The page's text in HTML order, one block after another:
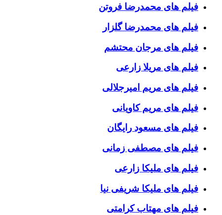
فیلم های محمدرضا فروتن
فیلم های محمدرضا گلزار
فیلم های مرجان محتشم
فیلم های مریلا زارعی
فیلم های مریم امیرجلالی
فیلم های مریم کاویانی
فیلم های مسعود رایگان
فیلم های مصطفی زمانی
فیلم های ملیکا زارعی
فیلم های ملیکا شریفی نیا
فیلم های مهتاب کرامتی